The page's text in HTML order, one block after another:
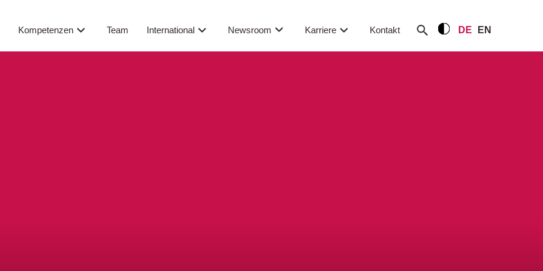
Kompetenzen Team International Newsroom Karriere Kontakt DE EN